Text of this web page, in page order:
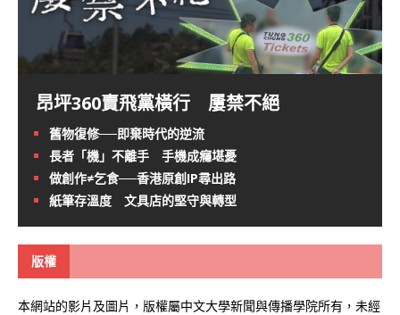
昂坪360賣飛黨橫行 屢禁不絕
舊物復修──即棄時代的逆流
長者「機」不離手 手機成癮堪憂
做創作≠乞食──香港原創IP尋出路
紙筆存溫度 文具店的堅守與轉型
版權
本網站的影片及圖片，版權屬中文大學新聞與傳播學院所有，未經